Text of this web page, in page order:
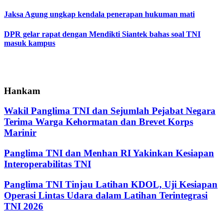
Jaksa Agung ungkap kendala penerapan hukuman mati
DPR gelar rapat dengan Mendikti Siantek bahas soal TNI
masuk kampus
Hankam
Wakil Panglima TNI dan Sejumlah Pejabat Negara
Terima Warga Kehormatan dan Brevet Korps
Marinir
Panglima TNI dan Menhan RI Yakinkan Kesiapan
Interoperabilitas TNI
Panglima TNI Tinjau Latihan KDOL, Uji Kesiapan
Operasi Lintas Udara dalam Latihan Terintegrasi
TNI 2026